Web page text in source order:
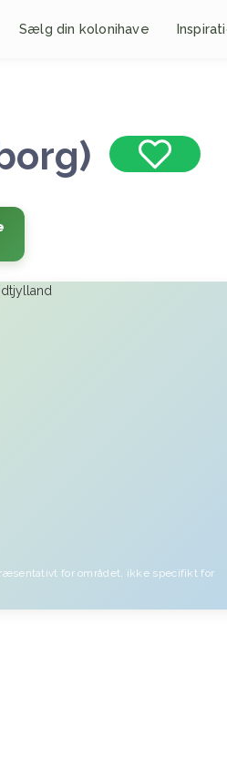
Sælg din kolonihave
for området, ikke specifikt for